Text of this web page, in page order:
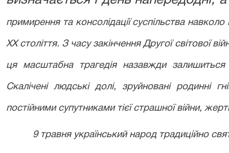
примирення та консолідації суспільства
XXстоліття. З часу закінчення Другої світової
ця масштабна трагедія назавжди
Скалічені людські долі, зруйновані родинні
постійними супутниками тієї страшної війни,
9 травня український народ традиційно